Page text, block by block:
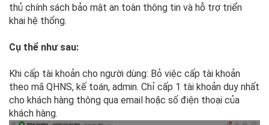
thủ chính sách bảo mật an toàn thông tin và hỗ trợ triển
khai hệ thống.
Cụ thể như sau:
Khi cấp tài khoản cho người dùng: Bỏ việc cấp tài khoản
theo mã QHNS, kế toán, admin. Chỉ cấp 1 tài khoản duy nhất
cho khách hàng thông qua email hoặc số điện thoại của
khách hàng.